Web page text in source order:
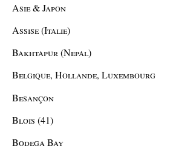
Asie & Japon
Assise (Italie)
Bakhtapur (Nepal)
Belgique, Hollande, Luxembourg
Besançon
Blois (41)
Bodega Bay